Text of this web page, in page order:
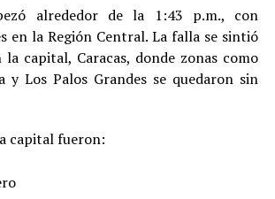
alrededor de la 1:43 p.m., con
en la Región Central. La falla se sintió
capital, Caracas, donde zonas como
y Los Palos Grandes se quedaron sin
capital fueron: